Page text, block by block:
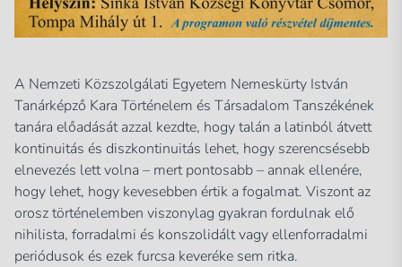
A Nemzeti Közszolgálati Egyetem Nemeskürty István
Tanárképző Kara Történelem és Társadalom Tanszékének
tanára előadását azzal kezdte, hogy talán a latinból átvett
kontinuitás és diszkontinuitás lehet, hogy szerencsésebb
elnevezés lett volna – mert pontosabb – annak ellenére,
hogy lehet, hogy kevesebben értik a fogalmat. Viszont az
orosz történelemben viszonylag gyakran fordulnak elő
nihilista, forradalmi és konszolidált vagy ellenforradalmi
periódusok és ezek furcsa keveréke sem ritka.